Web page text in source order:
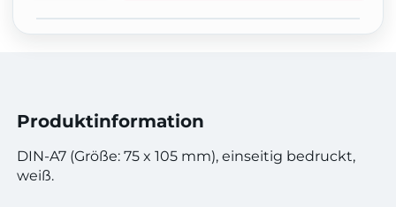
Produktinformation
DIN-A7 (Größe: 75 x 105 mm), einseitig bedruckt,
weiß.